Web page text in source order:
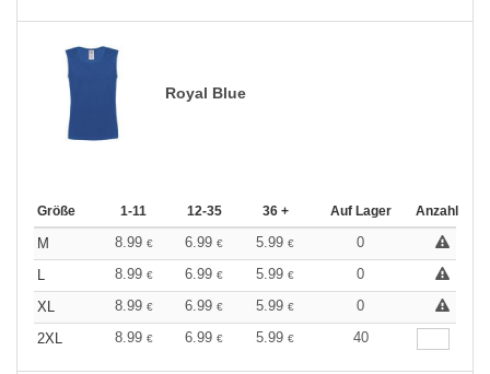
Royal Blue
Größe 1-11 12-35 36 + Auf Lager Anzahl
M 8.99 € 6.99 € 5.99 €
0
L
8.99 € 6.99 € 5.99 €
0
XL
8.99 € 6.99 € 5.99 €
0
2XL
8.99 € 6.99 € 5.99 € 40